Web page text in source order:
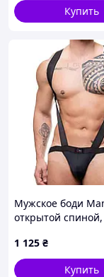
Купить
Мужское боди
открытой спиной,
M/L
1 125 ₴
Купить